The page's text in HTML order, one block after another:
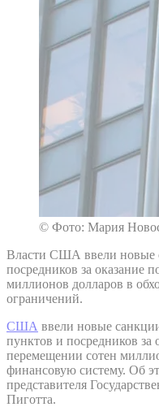
© Фото: Мария
Власти США ввели новые
посредников за оказание
миллионов долларов в
ограничений.
США ввели новые
пунктов и посредников
перемещении сотен
финансовую систему. Об
представителя
Пиготта.